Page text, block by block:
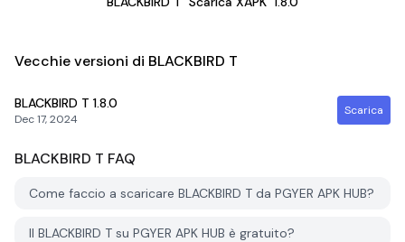
Vecchie versioni di BLACKBIRD T
BLACKBIRD T 1.8.0
Dec 17, 2024
Scarica
BLACKBIRD T FAQ
Come faccio a scaricare BLACKBIRD T da PGYER APK HUB?
Il BLACKBIRD T su PGYER APK HUB è gratuito?